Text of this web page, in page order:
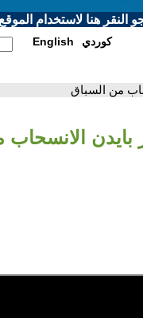
هنا لاستخدام الموقع
English كوردي
من السباق
بايدن الانسحاب